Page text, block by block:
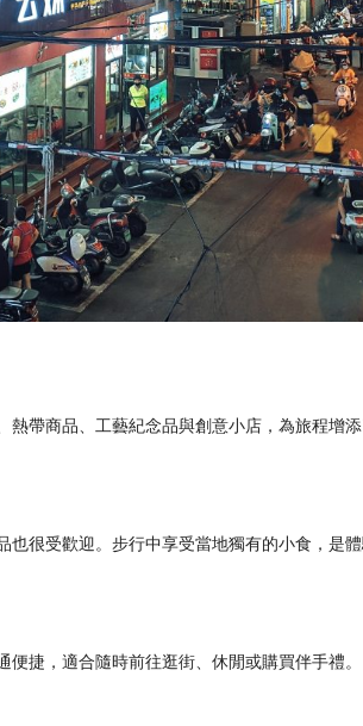
帶商品、工藝紀念品與創意小店，為旅程增添
也很受歡迎。步行中享受當地獨有的小食，是體
捷，適合隨時前往逛街、休閒或購買伴手禮。